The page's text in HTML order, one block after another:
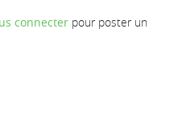
connecter pour poster un